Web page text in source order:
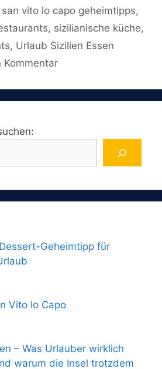
san vito lo capo geheimtipps,
, sizilianische küche,
, Urlaub Sizilien Essen
Kommentar
Geheimtipp für
Vito lo Capo
– Was Urlauber wirklich
warum die Insel trotzdem